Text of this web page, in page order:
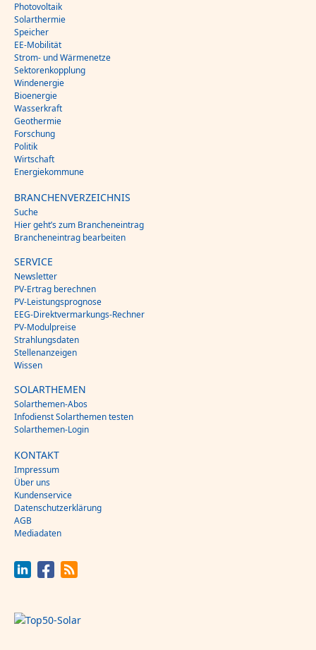
Photovoltaik
Solarthermie
Speicher
EE-Mobilität
Strom- und Wärmenetze
Sektorenkopplung
Windenergie
Bioenergie
Wasserkraft
Geothermie
Forschung
Politik
Wirtschaft
Energiekommune
BRANCHENVERZEICHNIS
Suche
Hier geht’s zum Brancheneintrag
Brancheneintrag bearbeiten
SERVICE
Newsletter
PV-Ertrag berechnen
PV-Leistungsprognose
EEG-Direktvermarkungs-Rechner
PV-Modulpreise
Strahlungsdaten
Stellenanzeigen
Wissen
SOLARTHEMEN
Solarthemen-Abos
Infodienst Solarthemen testen
Solarthemen-Login
KONTAKT
Impressum
Über uns
Kundenservice
Datenschutzerklärung
AGB
Mediadaten